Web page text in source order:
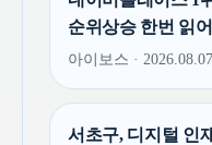
순위상승 한번 읽
아이보스 · 2026.08.07
서초구, 디지털 인